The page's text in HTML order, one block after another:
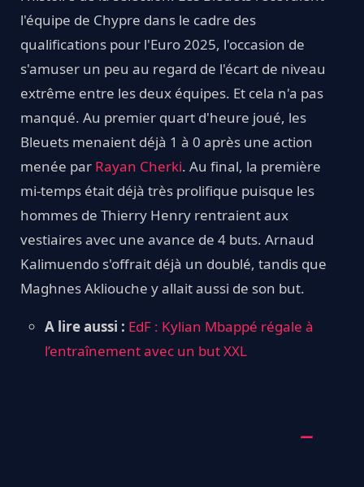
l'équipe de Chypre dans le cadre des
qualifications pour l'Euro 2025, l'occasion de
s'amuser un peu au regard de l'écart de niveau
extrême entre les deux équipes. Et cela n'a pas
manqué. Au premier quart d'heure joué, les
Bleuets menaient déjà 1 à 0 après une action
menée par Rayan Cherki. Au final, la première
mi-temps était déjà très prolifique puisque les
hommes de Thierry Henry rentraient aux
vestiaires avec une avance de 4 buts. Arnaud
Kalimuendo s'offrait déjà un doublé, tandis que
Maghnes Akliouche y allait aussi de son but.
A lire aussi : EdF : Kylian Mbappé régale à
l’entraînement avec un but XXL